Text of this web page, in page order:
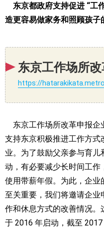
东京都政府支持促进 “工
造更容易做家务和照顾孩子
东京工作场所改
https://
东京工作场所改革申报企
支持东京积极推进工作方式
业。为了鼓励父亲参与育儿
动，有必要减少长时间工作
使用带薪年假。为此，企业
至关重要，我们将邀请企业
作和休息方式的改善情况。
于 2016 年启动，截至